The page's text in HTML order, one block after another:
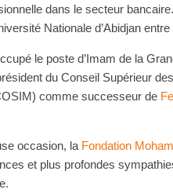
dans le secteur
Nationale d’Abidjan
le poste d’Imam de la
du Conseil Supérieur
comme successeur de
occasion, laFondation
et plus profondes